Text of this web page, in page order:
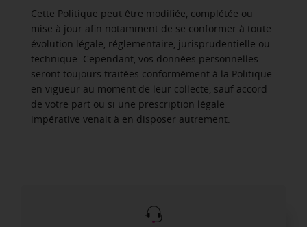
Cette Politique peut être modifiée, complétée ou
mise à jour afin notamment de se conformer à toute
évolution légale, réglementaire, jurisprudentielle ou
technique. Cependant, vos données personnelles
seront toujours traitées conformément à la Politique
en vigueur au moment de leur collecte, sauf accord
de votre part ou si une prescription légale
impérative venait à en disposer autrement.